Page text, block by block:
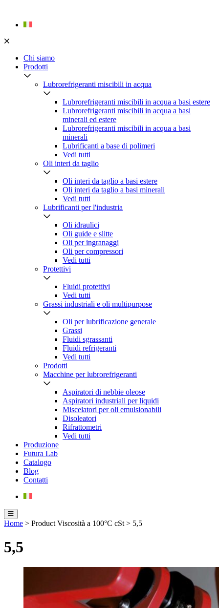
content
Chi siamo
Prodotti
Lubrorefrigeranti miscibili in acqua
Lubrorefrigeranti miscibili in acqua a basi estere
Lubrorefrigeranti miscibili in acqua a basi
minerali ed estere
Lubrorefrigeranti miscibili in acqua a basi
minerali
Lubrificanti a base di polimeri
Vedi tutti
Oli interi da taglio
Oli interi da taglio a basi estere
Oli interi da taglio a basi minerali
Vedi tutti
Lubrificanti per l'industria
Oli idraulici
Oli guide e slitte
Oli per ingranaggi
Oli per compressori
Vedi tutti
Protettivi
Fluidi protettivi
Vedi tutti
Grassi industriali e oli multipurpose
Oli per lubrificazione generale
Grassi
Fluidi sgrassanti
Fluidi refrigeranti
Vedi tutti
Prodotti
Macchine per lubrorefrigeranti
Aspiratori di nebbie oleose
Aspiratori industriali per liquidi
Miscelatori per oli emulsionabili
Disoleatori
Rifrattometri
Vedi tutti
Produzione
Futura Lab
Catalogo
Blog
Contatti
Home > Product Viscosità a 100°C cSt > 5,5
5,5